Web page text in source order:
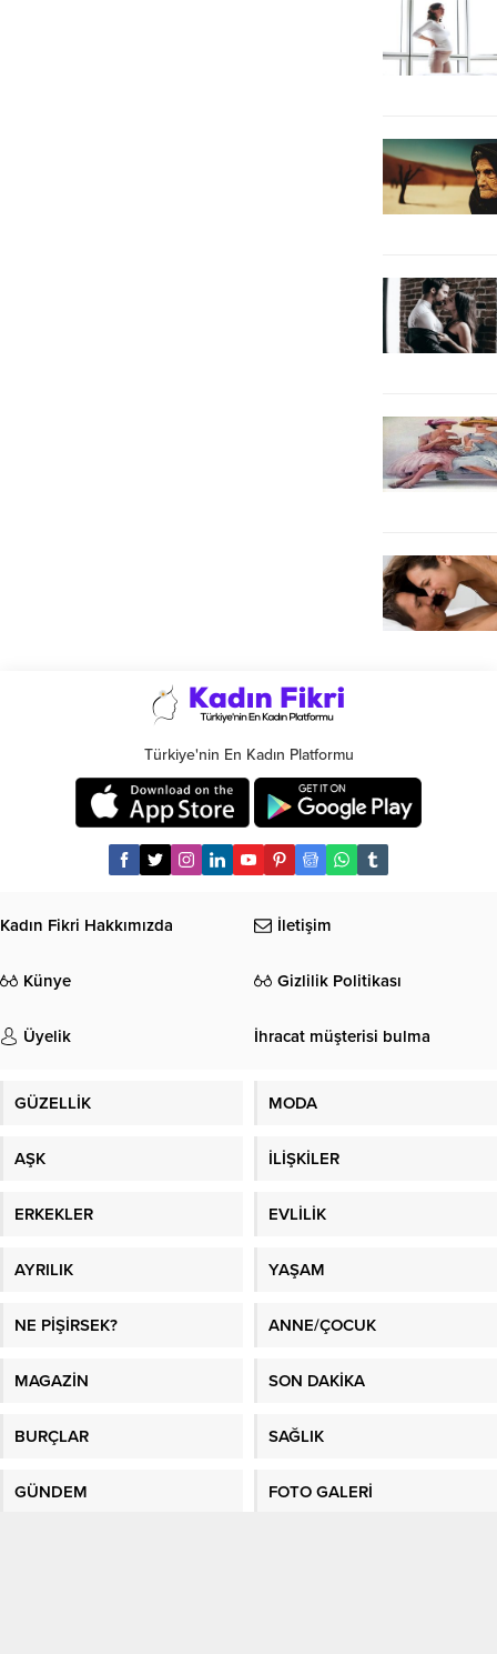
Türkiye'nin En Kadın Platformu
Kadın Fikri Hakkımızda İletişim
Künye Gizlilik Politikası
Üyelik İhracat müşterisi bulma
GÜZELLİK MODA
AŞK İLİŞKİLER
ERKEKLER EVLİLİK
AYRILIK YAŞAM
NE PİŞİRSEK? ANNE/ÇOCUK
MAGAZİN SON DAKİKA
BURÇLAR SAĞLIK
GÜNDEM FOTO GALERİ